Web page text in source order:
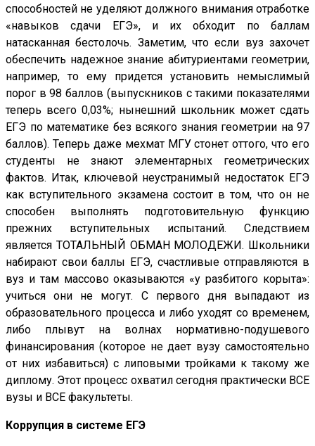
способностей не уделяют должного внимания отработке
«навыков сдачи ЕГЭ», и их обходит по баллам
натасканная бестолочь. Заметим, что если вуз захочет
обеспечить надежное знание абитуриентами геометрии,
например, то ему придется установить немыслимый
порог в 98 баллов (выпускников с такими показателями
теперь всего 0,03%; нынешний школьник может сдать
ЕГЭ по математике без всякого знания геометрии на 97
баллов). Теперь даже мехмат МГУ стонет оттого, что его
студенты не знают элементарных геометрических
фактов. Итак, ключевой неустранимый недостаток ЕГЭ
как вступительного экзамена состоит в том, что он не
способен выполнять подготовительную функцию
прежних вступительных испытаний. Следствием
является ТОТАЛЬНЫЙ ОБМАН МОЛОДЕЖИ. Школьники
набирают свои баллы ЕГЭ, счастливые отправляются в
вуз и там массово оказываются «у разбитого корыта»:
учиться они не могут. С первого дня выпадают из
образовательного процесса и либо уходят со временем,
либо плывут на волнах нормативно-подушевого
финансирования (которое не дает вузу самостоятельно
от них избавиться) с липовыми тройками к такому же
диплому. Этот процесс охватил сегодня практически ВСЕ
вузы и ВСЕ факультеты.
Коррупция в системе ЕГЭ